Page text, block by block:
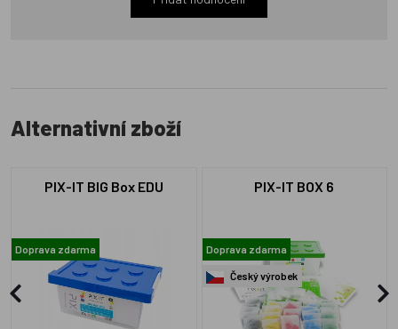
Alternativní zboží
PIX-IT BIG Box EDU
Doprava zdarma
PIX-IT BOX 6
Doprava zdarma
Český výrobek